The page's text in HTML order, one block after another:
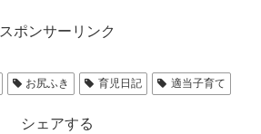
スポンサーリンク
お尻ふき 育児日記 適当子育て
シェアする